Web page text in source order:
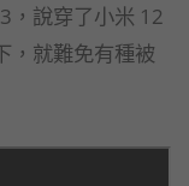
，說穿了小米 12
，就難免有種被